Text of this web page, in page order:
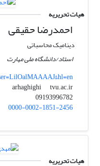
هیات تحریریه
احمدرضا حقیقی
دینامیک محاسباتی
استاد/دانشگاه ملی مهارت
arhaghighi
tvu.ac.ir
09193996782
0000-0002-1851-2456
هیات تحریریه